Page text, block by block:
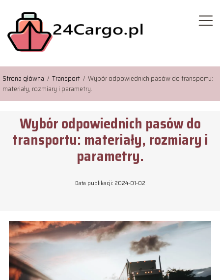
Strona główna / Transport / Wybór odpowiednich pasów do transportu:
materiały, rozmiary i parametry.
Wybór odpowiednich pasów do
transportu: materiały, rozmiary i
parametry.
Data publikacji: 2024-01-02